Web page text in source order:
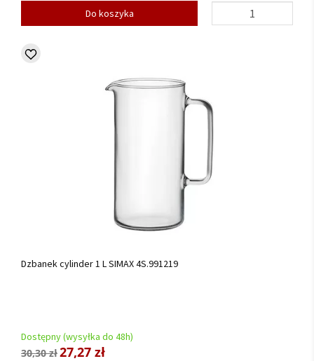
Do koszyka
Dzbanek cylinder 1 L SIMAX 4S.991219
Dostępny (wysyłka do 48h)
30,30 zł27,27 zł